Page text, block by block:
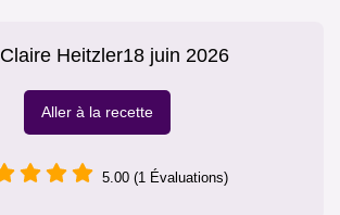
Claire Heitzler18 juin 2026
Aller à la recette
5.00 (1 Évaluations)